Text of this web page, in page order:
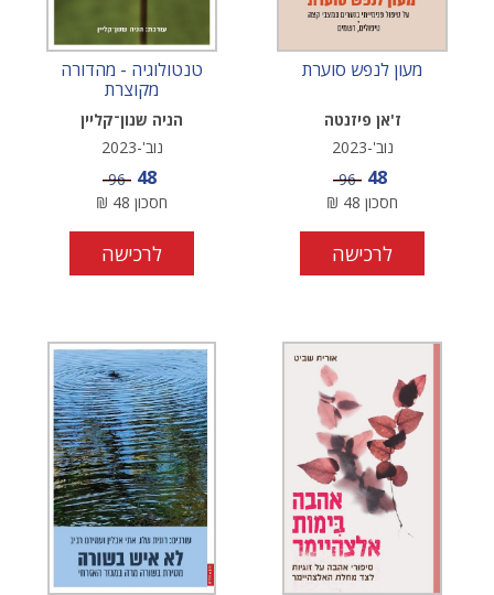
מעון לנפש סוערת
ז'אן פיזנטה
נוב'-2023
מחיר מבצע
48 מחיר
96
חסכון 48
₪
לרכישה
טנטולוגיה - מהדורה
מקוצרת
הניה שנון־קליין
נוב'-2023
מחיר מבצע
48 מחיר
96
חסכון 48
₪
לרכישה